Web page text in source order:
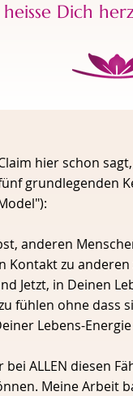
Dich
hier schon
grundlegenden
anderen
Kontakt zu
Jetzt, in Deinen
fühlen ohne dass
Lebens-
ALLEN diesen
Meine Arbeit